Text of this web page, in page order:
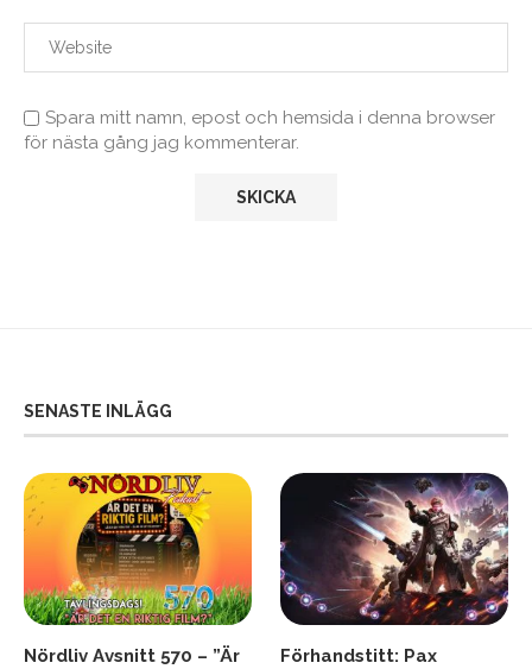
Spara mitt namn, epost och hemsida i denna browser
för nästa gång jag kommenterar.
SENASTE INLÄGG
Nördliv Avsnitt 570 – ”Är
Förhandstitt: Pax